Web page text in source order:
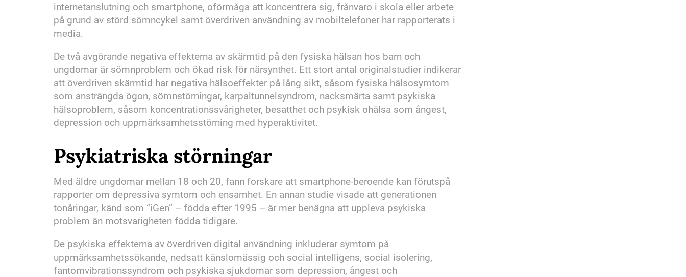
internetanslutning och smartphone, oförmåga att koncentrera sig, frånvaro i skola eller arbete
på grund av störd sömncykel samt överdriven användning av mobiltelefoner har rapporterats i
media.
De två avgörande negativa effekterna av skärmtid på den fysiska hälsan hos barn och
ungdomar är sömnproblem och ökad risk för närsynthet. Ett stort antal originalstudier indikerar
att överdriven skärmtid har negativa hälsoeffekter på lång sikt, såsom fysiska hälsosymtom
som ansträngda ögon, sömnstörningar, karpaltunnelsyndrom, nacksmärta samt psykiska
hälsoproblem, såsom koncentrationssvårigheter, besatthet och psykisk ohälsa som ångest,
depression och uppmärksamhetsstörning med hyperaktivitet.
Psykiatriska störningar
Med äldre ungdomar mellan 18 och 20, fann forskare att smartphone-beroende kan förutspå
rapporter om depressiva symtom och ensamhet. En annan studie visade att generationen
tonåringar, känd som “iGen” – födda efter 1995 – är mer benägna att uppleva psykiska
problem än motsvarigheten födda tidigare.
De psykiska effekterna av överdriven digital användning inkluderar symtom på
uppmärksamhetssökande, nedsatt känslomässig och social intelligens, social isolering,
fantomvibrationssyndrom och psykiska sjukdomar som depression, ångest och